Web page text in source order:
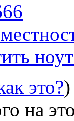
это?)
на